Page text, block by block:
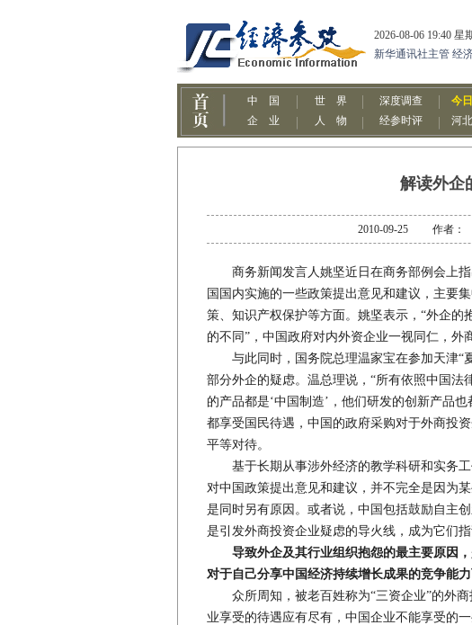
解读外企
2010-09-25 作者：
商务新闻发言人姚坚近日在商务部例会上指
国国内实施的一些政策提出意见和建议，主要
策、知识产权保护等方面。姚坚表示，“外企
的不同”，中国政府对内外资企业一视同仁，外
与此同时，国务院总理温家宝在参加天津“
部分外企的疑虑。温总理说，“所有依照中国
的产品都是‘中国制造’，他们研发的创新产品
都享受国民待遇，中国的政府采购对于外商投
平等对待。
基于长期从事涉外经济的教学科研和实务工
对中国政策提出意见和建议，并不完全是因为
是同时另有原因。或者说，中国包括鼓励自主
是引发外商投资企业疑虑的导火线，成为它们指
导致外企及其行业组织抱怨的最主要原因
对于自己分享中国经济持续增长成果的竞争能力
众所周知，被老百姓称为“三资企业”的外商
业享受的待遇应有尽有，中国企业不能享受的